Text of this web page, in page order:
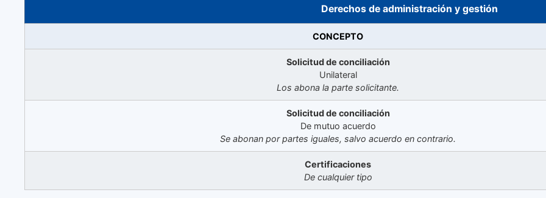
Derechos de administración y gestión
CONCEPTO
Solicitud de conciliación
Unilateral
Los abona la parte solicitante.
Solicitud de conciliación
De mutuo acuerdo
Se abonan por partes iguales, salvo acuerdo en contrario.
Certificaciones
De cualquier tipo